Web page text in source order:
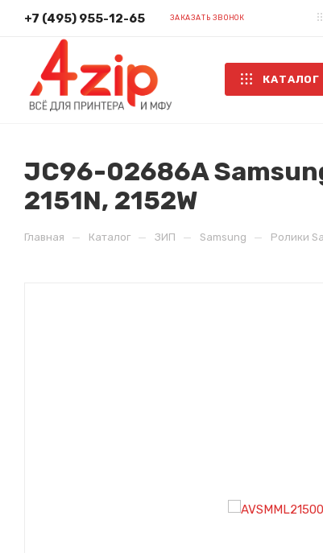
+7 (495) 955-12-65 ЗАКАЗАТЬ ЗВОНОК
КАТАЛОГ
JC96-02686A
2151N, 2152W
Главная — Каталог — ЗИП — Samsung — Ролики